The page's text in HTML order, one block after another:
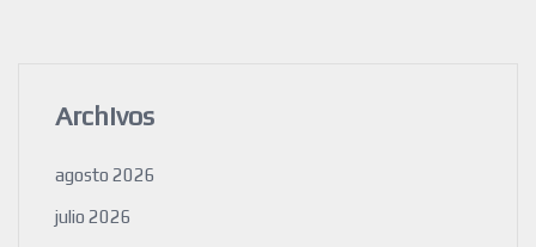
Archivos
agosto 2026
julio 2026